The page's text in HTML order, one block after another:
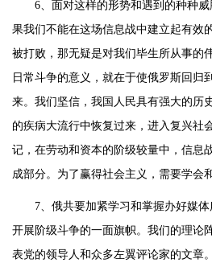
6、面对这样的形势和遇到的种种
果我们不能在这场信息战中建立起有效
被打败，那无疑是对我们毕生所从事的
日常斗争的意义，就在于使俄罗斯回归
来。我们坚信，我国人民具有强大的历
的疾病大流行中恢复过来，进入复兴社
记，在劳动和资本的阶级较量中，信息
成部分。为了赢得社会主义，需要学会
7、俄共要加紧学习和掌握办好媒
开展阶级斗争的一面旗帜。我们的理论
表党的领导人和众多左翼评论家的文章